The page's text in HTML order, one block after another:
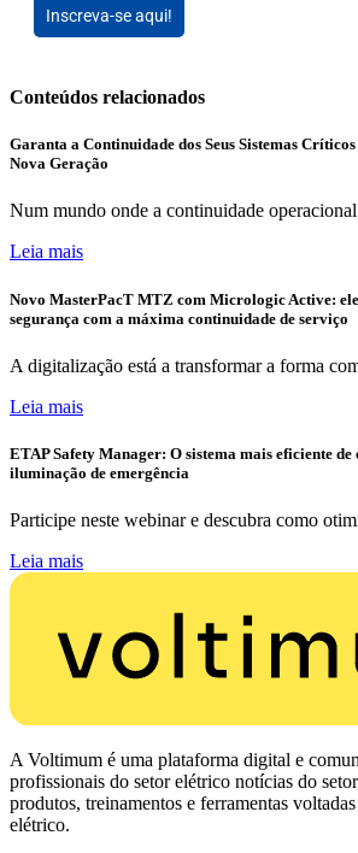
Inscreva-se aqui!
Conteúdos relacionados
Garanta a Continuidade dos Seus Sistemas Críticos
Nova Geração
Num mundo onde a continuidade operacional
Leia mais
Novo MasterPacT MTZ com Micrologic Active:
segurança com a máxima continuidade de serviço
A digitalização está a transformar a forma
Leia mais
ETAP Safety Manager: O sistema mais eficiente de
iluminação de emergência
Participe neste webinar e descubra como
Leia mais
A Voltimum é uma plataforma digital e
profissionais do setor elétrico notícias do
produtos, treinamentos e ferramentas
elétrico.